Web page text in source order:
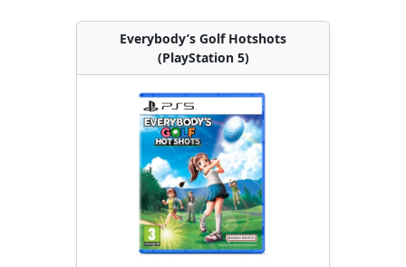
Everybody’s Golf Hotshots
(PlayStation 5)